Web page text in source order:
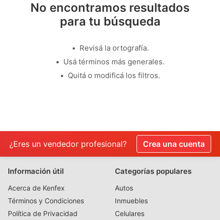
No encontramos resultados
para tu búsqueda
Revisá la ortografía.
Usá términos más generales.
Quitá o modificá los filtros.
¿Eres un vendedor profesional? Crea una cuenta
Información útil
Acerca de Kenfex
Términos y Condiciones
Política de Privacidad
Categorías populares
Autos
Inmuebles
Celulares